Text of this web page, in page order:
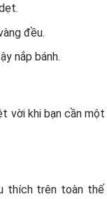
đều.
nắp bánh.
vời khi bạn cần
thích trên toàn thế